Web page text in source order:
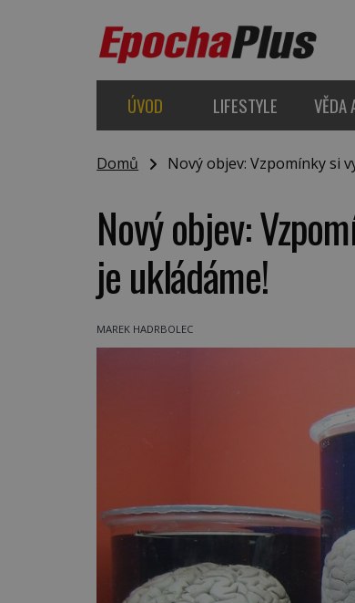
ÚVOD LIFESTYLE VĚDA
Domů Nový objev: Vzpomínky si
Nový objev:
je ukládáme!
MAREK HADRBOLEC